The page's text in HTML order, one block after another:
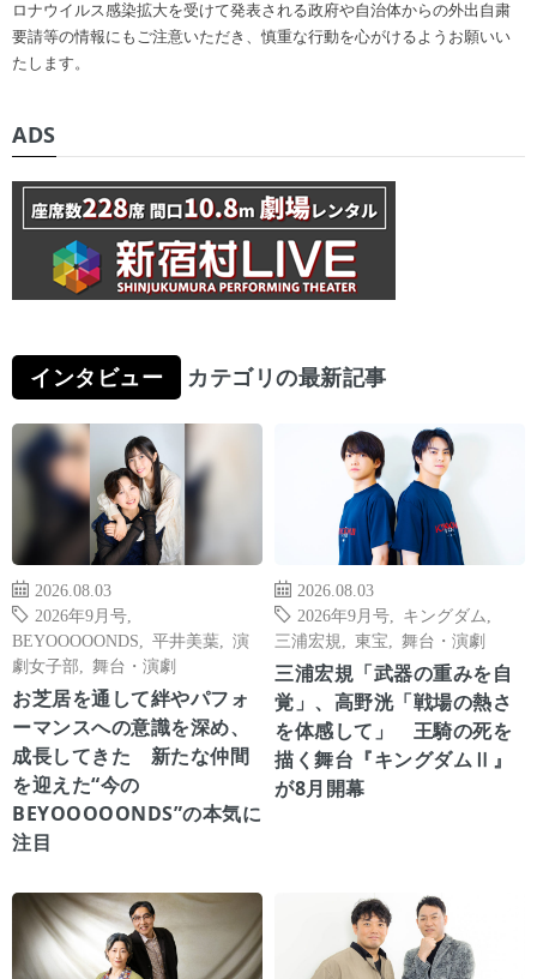
ロナウイルス感染拡大を受けて発表される政府や自治体からの外出自粛
要請等の情報にもご注意いただき、慎重な行動を心がけるようお願いい
たします。
ADS
インタビュー カテゴリの最新記事
2026.08.03
2026年9月号
BEYOOOOONDS
平井美葉
演
劇女子部
舞台・演劇
お芝居を通して絆やパフォ
ーマンスへの意識を深め、
成長してきた 新たな仲間
を迎えた“今の
BEYOOOOONDS”の本気に
注目
2026.08.03
2026年9月号
キングダム
三浦宏規
東宝 舞台・演劇
三浦宏規「武器の重みを自
覚」、高野洸「戦場の熱さ
を体感して」 王騎の死を
描く舞台『キングダムⅡ』
が8月開幕